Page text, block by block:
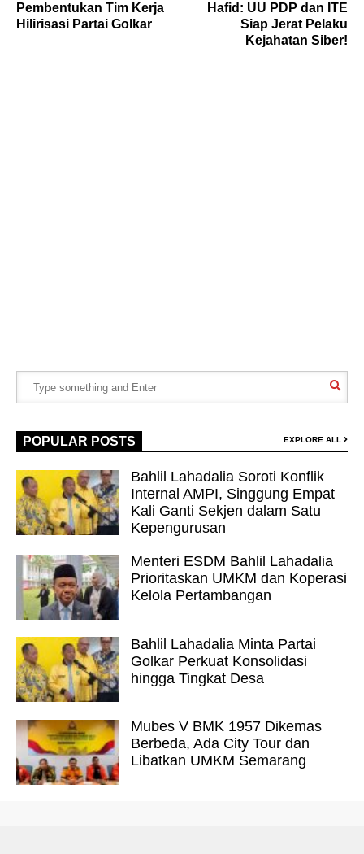
Pembentukan Tim Kerja
Hilirisasi Partai Golkar
Hafid: UU PDP dan ITE
Siap Jerat Pelaku
Kejahatan Siber!
POPULAR POSTS EXPLORE ALL
Bahlil Lahadalia Soroti Konflik
Internal AMPI, Singgung Empat
Kali Ganti Sekjen dalam Satu
Kepengurusan
Menteri ESDM Bahlil Lahadalia
Prioritaskan UMKM dan Koperasi
Kelola Pertambangan
Bahlil Lahadalia Minta Partai
Golkar Perkuat Konsolidasi
hingga Tingkat Desa
Mubes V BMK 1957 Dikemas
Berbeda, Ada City Tour dan
Libatkan UMKM Semarang